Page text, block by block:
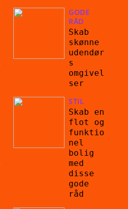
GODE
RÅD
Skab
skønne
udendør
s
omgivel
ser
STIL
Skab en
flot og
funktio
nel
bolig
med
disse
gode
råd